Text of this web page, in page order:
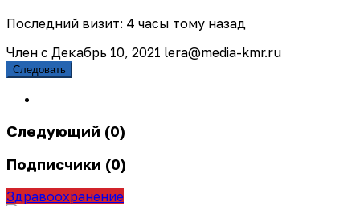
Последний визит: 4 часы тому назад
Член с Декабрь 10, 2021 lera@media-kmr.ru
Следовать
Следующий (0)
Подписчики (0)
Здравоохранение